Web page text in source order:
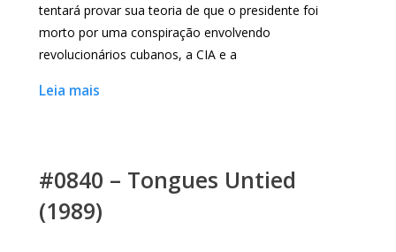
tentará provar sua teoria de que o presidente foi
morto por uma conspiração envolvendo
revolucionários cubanos, a CIA e a
Leia mais
#0840 – Tongues Untied
(1989)